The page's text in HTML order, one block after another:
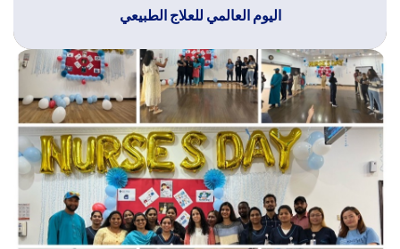
اليوم العالمي للعلاج الطبيعي